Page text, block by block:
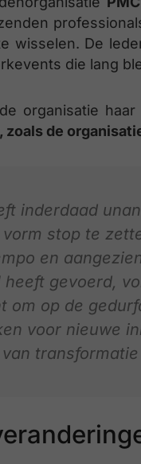
wisselen. De
die lang
organisatie
de
inderdaad
stop te
en
heeft gevoerd,
om op de
voor nieuwe